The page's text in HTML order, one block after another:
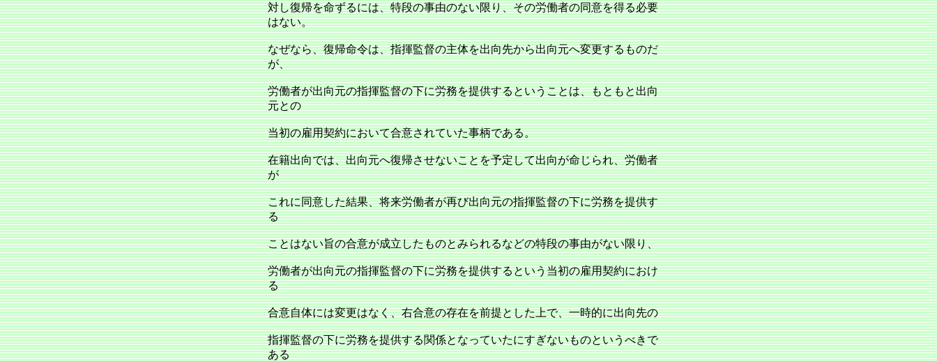
対し復帰を命ずるには、特段の事由のない限り、その労働者の同意を得る必要
はない。
なぜなら、復帰命令は、指揮監督の主体を出向先から出向元へ変更するものだ
が、
労働者が出向元の指揮監督の下に労務を提供するということは、もともと出向
元との
当初の雇用契約において合意されていた事柄である。
在籍出向では、出向元へ復帰させないことを予定して出向が命じられ、労働者
が
これに同意した結果、将来労働者が再び出向元の指揮監督の下に労務を提供す
る
ことはない旨の合意が成立したものとみられるなどの特段の事由がない限り、
労働者が出向元の指揮監督の下に労務を提供するという当初の雇用契約におけ
る
合意自体には変更はなく、右合意の存在を前提とした上で、一時的に出向先の
指揮監督の下に労務を提供する関係となっていたにすぎないものというべきで
ある